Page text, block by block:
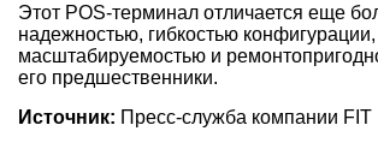
Этот POS-терминал отличается еще
надежностью, гибкостью конфигурации,
масштабируемостью и
его предшественники.
Источник: Пресс-служба компании FIT